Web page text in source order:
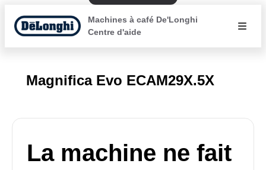
Machines à café De'Longhi
Centre d'aide
Magnifica Evo ECAM29X.5X
La machine ne fait